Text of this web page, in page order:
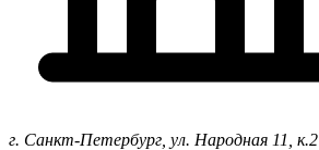
г. Санкт-Петербург, ул. Народная 11, к.2